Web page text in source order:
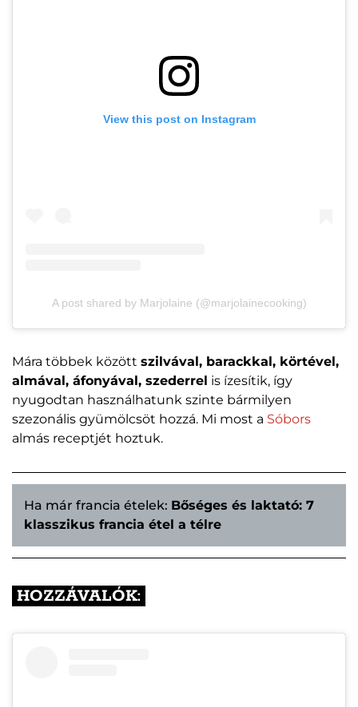
View this post on Instagram
A post shared by Marjolaine (@marjolainecooking)
Mára többek között szilvával, barackkal, körtével,
almával, áfonyával, szederrel is ízesítik, így
nyugodtan használhatunk szinte bármilyen
szezonális gyümölcsöt hozzá. Mi most a Sóbors
almás receptjét hoztuk.
Ha már francia ételek: Bőséges és laktató: 7
klasszikus francia étel a télre
HOZZÁVALÓK: